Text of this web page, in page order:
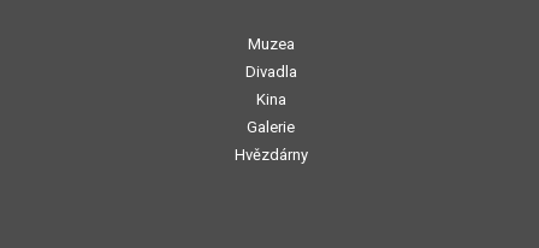
Muzea
Divadla
Kina
Galerie
Hvězdárny